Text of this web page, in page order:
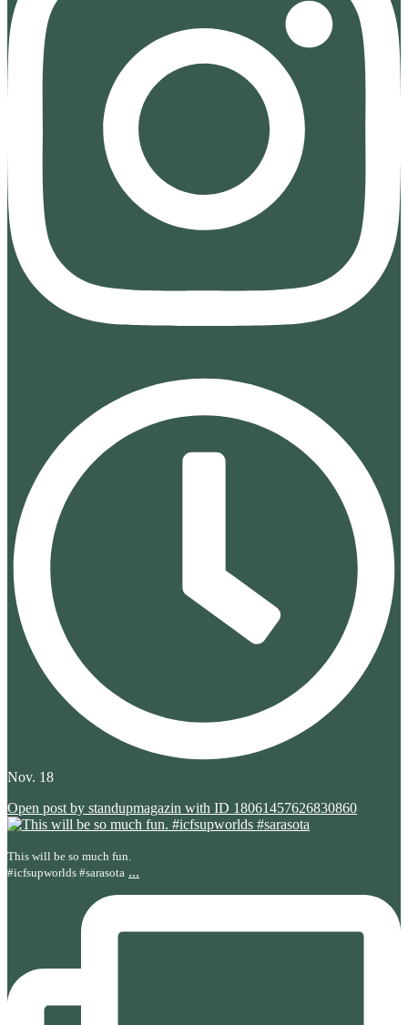
Nov. 18
Open post by standupmagazin with ID 18061457626830860
This will be so much fun.
#icfsupworlds #sarasota ...